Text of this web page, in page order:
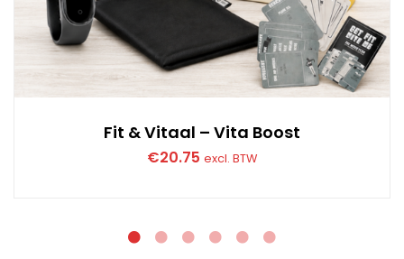
Fit & Vitaal – Vita Boost
€20.75 excl. BTW